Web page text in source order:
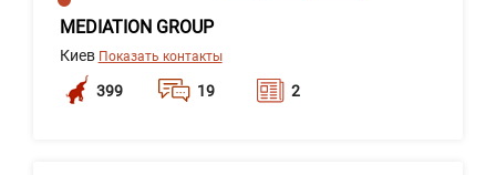
MEDIATION GROUP
Киев Показать контакты
399 19 2